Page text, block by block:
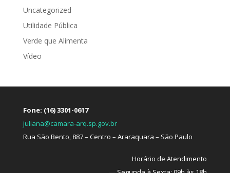
Uncategorized
Utilidade Pública
Verde que Alimenta
Vídeo
Fone: (16) 3301-0617
juliana@camara-arq.sp.gov.br
Rua São Bento, 887 – Centro – Araraquara – São Paulo
Horário de Atendimento